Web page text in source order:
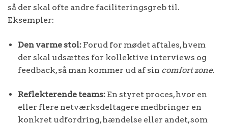
så der skal ofte andre faciliteringsgreb til.
Eksempler:
Den varme stol: Forud for mødet aftales, hvem
der skal udsættes for kollektive interviews og
feedback, så man kommer ud af sin comfort zone.
Reflekterende teams: En styret proces, hvor en
eller flere netværksdeltagere medbringer en
konkret udfordring, hændelse eller andet, som